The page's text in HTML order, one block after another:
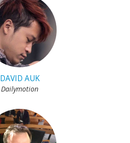
DAVID AUK
Dailymotion